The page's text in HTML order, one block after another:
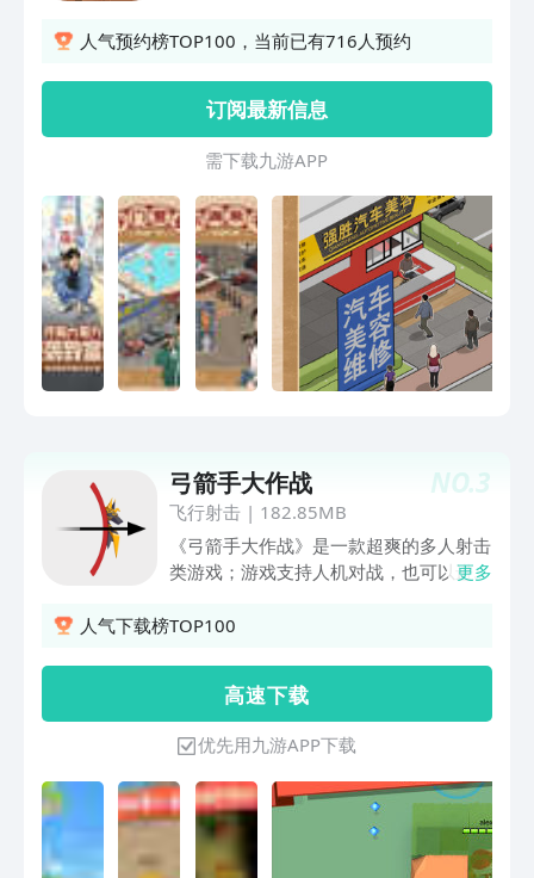
回上海滩，感受商界风云，雪月风花，体
动资金，开启从零开始的创业之旅，驰骋
商界，起高楼步青云，实现在大时代下的
完美逆袭！
人气预约榜TOP100，当前已有716人预约
订阅最新信息
需 下 载 九 游 A P P
NO.3
弓箭手大作战
飞行射击| 182.85MB
《弓箭手大作战》是一款超爽的多人射击
类游戏；游戏支持人机对战，也可以进行
新颖，让人欲罢不能！你在游戏中将成为
么？拉上你的三五好友，一起来加入弓箭
手大作战，展现你们的非凡箭技吧！
更多
人气下载榜TOP100
高 速 下 载
优先用九游APP下载